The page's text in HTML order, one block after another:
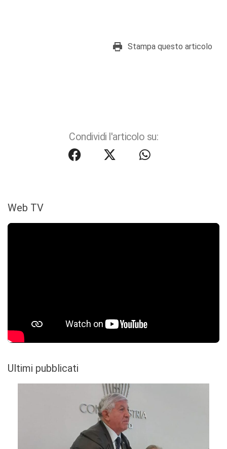
Stampa questo articolo
Condividi l'articolo su:
Web TV
Ultimi pubblicati